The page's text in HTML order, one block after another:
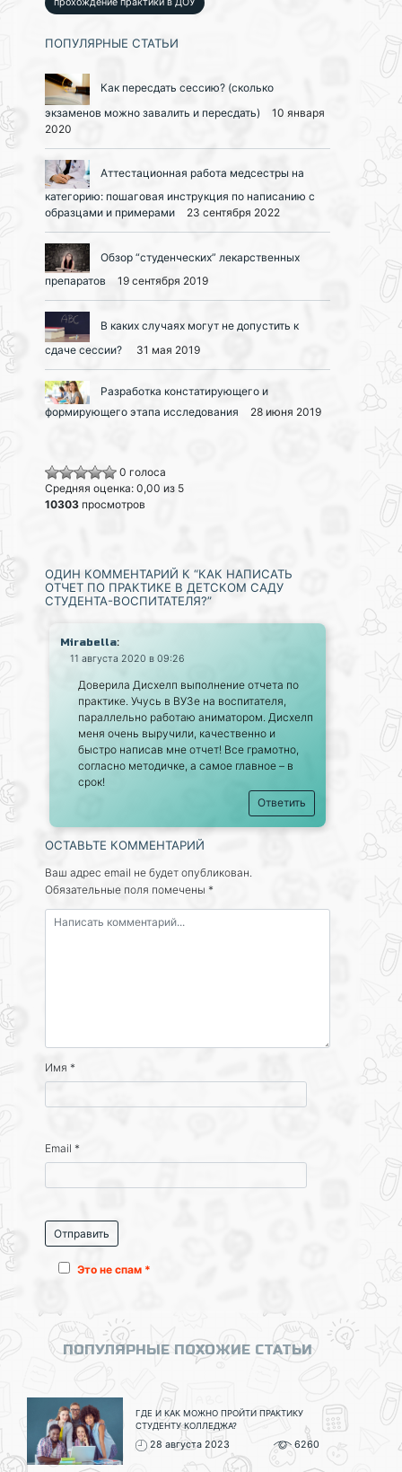
прохождение практики в ДОУ
ПОПУЛЯРНЫЕ СТАТЬИ
Как пересдать сессию? (сколько
экзаменов можно завалить и пересдать)
10 января
2020
Аттестационная работа медсестры на
категорию: пошаговая инструкция по написанию с
образцами и примерами
23 сентября 2022
Обзор “студенческих” лекарственных
препаратов
19 сентября 2019
В каких случаях могут не допустить к
сдаче сессии?
31 мая 2019
Разработка констатирующего и
формирующего этапа исследования
28 июня 2019
0 голоса
Средняя оценка: 0,00 из 5
10303 просмотров
ОДИН КОММЕНТАРИЙ К “КАК НАПИСАТЬ
ОТЧЕТ ПО ПРАКТИКЕ В ДЕТСКОМ САДУ
СТУДЕНТА-ВОСПИТАТЕЛЯ?”
Mirabella:
11 августа 2020 в 09:26
Доверила Дисхелп выполнение отчета по
практике. Учусь в ВУЗе на воспитателя,
параллельно работаю аниматором. Дисхелп
меня очень выручили, качественно и
быстро написав мне отчет! Все грамотно,
согласно методичке, а самое главное – в
срок!
Ответить
ОСТАВЬТЕ КОММЕНТАРИЙ
Ваш адрес email не будет опубликован.
Обязательные поля помечены *
Имя *
Email *
Это не спам *
ПОПУЛЯРНЫЕ ПОХОЖИЕ СТАТЬИ
ГДЕ И КАК МОЖНО ПРОЙТИ ПРАКТИКУ
СТУДЕНТУ КОЛЛЕДЖА?
28 августа 2023 6260